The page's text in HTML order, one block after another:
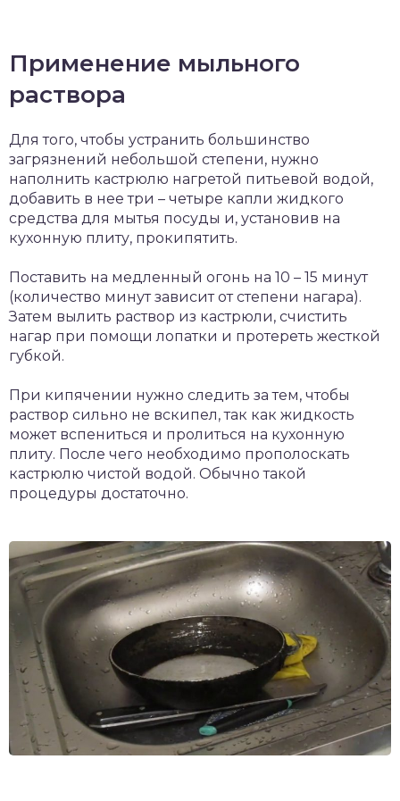
Применение мыльного
раствора
Для того, чтобы устранить большинство
загрязнений небольшой степени, нужно
наполнить кастрюлю нагретой питьевой водой,
добавить в нее три – четыре капли жидкого
средства для мытья посуды и, установив на
кухонную плиту, прокипятить.
Поставить на медленный огонь на 10 – 15 минут
(количество минут зависит от степени нагара).
Затем вылить раствор из кастрюли, счистить
нагар при помощи лопатки и протереть жесткой
губкой.
При кипячении нужно следить за тем, чтобы
раствор сильно не вскипел, так как жидкость
может вспениться и пролиться на кухонную
плиту. После чего необходимо прополоскать
кастрюлю чистой водой. Обычно такой
процедуры достаточно.